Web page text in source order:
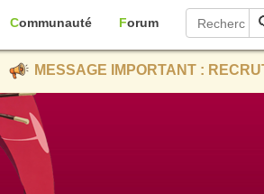
Communauté Forum
MESSAGE IMPORTANT :